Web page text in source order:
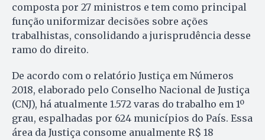
composta por 27 ministros e tem como principal
função uniformizar decisões sobre ações
trabalhistas, consolidando a jurisprudência desse
ramo do direito.
De acordo com o relatório Justiça em Números
2018, elaborado pelo Conselho Nacional de Justiça
(CNJ), há atualmente 1.572 varas do trabalho em 1º
grau, espalhadas por 624 municípios do País. Essa
área da Justiça consome anualmente R$ 18